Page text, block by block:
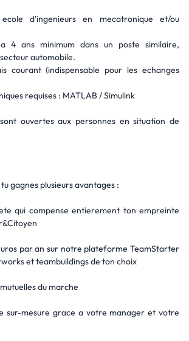
d'ingenieurs en mecatronique et/ou
4 ans minimum dans un poste similaire,
automobile.
courant (indispensable pour les echanges
requises : MATLAB / Simulink
ouvertes aux personnes en situation de
gagnes plusieurs avantages :
qui compense entierement ton empreinte
par an sur notre plateforme TeamStarter
et teambuildings de ton choix
du marche
sur-mesure grace a votre manager et votre